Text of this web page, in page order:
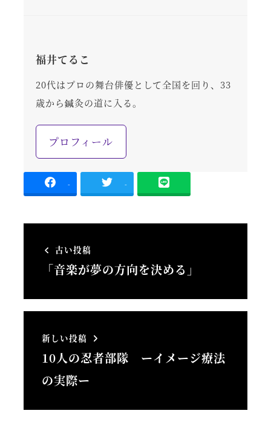
福井てるこ
20代はプロの舞台俳優として全国を回り、33
歳から鍼灸の道に入る。
プロフィール
- -
古い投稿
「音楽が夢の方向を決める」
新しい投稿
10人の忍者部隊 ーイメージ療法
の実際ー